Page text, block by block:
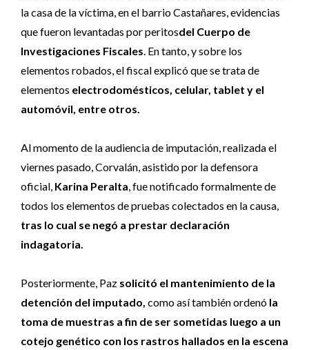
la casa de la víctima, en el barrio Castañares, evidencias
que fueron levantadas por peritosdel Cuerpo de
Investigaciones Fiscales. En tanto, y sobre los
elementos robados, el fiscal explicó que se trata de
elementos electrodomésticos, celular, tablet y el
automóvil, entre otros.
Al momento de la audiencia de imputación, realizada el
viernes pasado, Corvalán, asistido por la defensora
oficial, Karina Peralta, fue notificado formalmente de
todos los elementos de pruebas colectados en la causa,
tras lo cual se negó a prestar declaración
indagatoria.
Posteriormente, Paz solicitó el mantenimiento de la
detención del imputado, como así también ordenó la
toma de muestras a fin de ser sometidas luego a un
cotejo genético con los rastros hallados en la escena